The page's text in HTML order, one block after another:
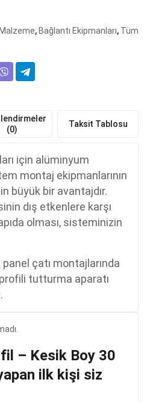
, Bağlantı Ekipmanları, Tüm
(0)
Taksit Tablosu
için alüminyum
montaj ekipmanlarının
büyük bir avantajdır.
dış etkenlere karşı
olması, sisteminizin
çatı montajlarında
tutturma aparatı
– Kesik Boy 30
ilk kişi siz